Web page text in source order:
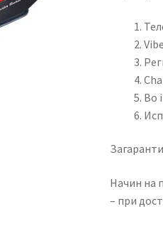
Во
Начин на
– при